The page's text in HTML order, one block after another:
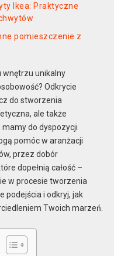
Ikea: Praktyczne
pomieszczenie z
wnętrzu unikalny
Odkrycie
do stworzenia
ale także
do dyspozycji
pomóc w aranżacji
przez dobór
dopełnią całość –
w procesie tworzenia
podejścia i odkryj, jak
Twoich marzeń.